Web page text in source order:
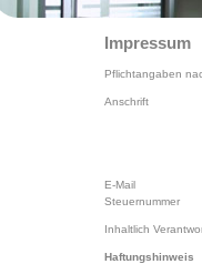
Impressum
Pflichtangaben
Anschrift
E-Mail
Steuernummer
Inhaltlich
Haftungshinweis